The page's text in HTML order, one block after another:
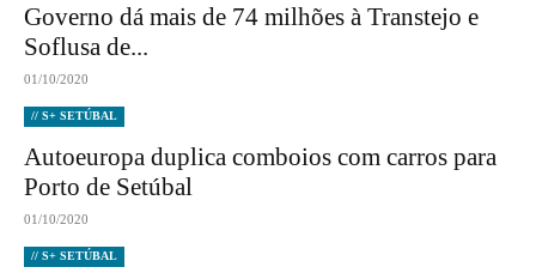
Governo dá mais de 74 milhões à Transtejo e
Soflusa de...
01/10/2020
// S+ SETÚBAL
Autoeuropa duplica comboios com carros para
Porto de Setúbal
01/10/2020
// S+ SETÚBAL